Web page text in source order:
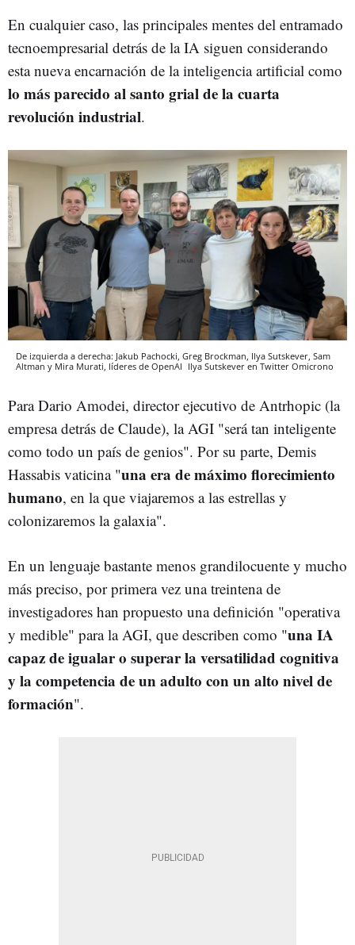
En cualquier caso, las principales mentes del entramado
tecnoempresarial detrás de la IA siguen considerando
esta nueva encarnación de la inteligencia artificial como
lo más parecido al santo grial de la cuarta
revolución industrial.
De izquierda a derecha: Jakub Pachocki, Greg Brockman, Ilya Sutskever, Sam
Altman y Mira Murati, líderes de OpenAI Ilya Sutskever en Twitter Omicrono
Para Dario Amodei, director ejecutivo de Antrhopic (la
empresa detrás de Claude), la AGI "será tan inteligente
como todo un país de genios". Por su parte, Demis
Hassabis vaticina "una era de máximo florecimiento
humano, en la que viajaremos a las estrellas y
colonizaremos la galaxia".
En un lenguaje bastante menos grandilocuente y mucho
más preciso, por primera vez una treintena de
investigadores han propuesto una definición "operativa
y medible" para la AGI, que describen como "una IA
capaz de igualar o superar la versatilidad cognitiva
y la competencia de un adulto con un alto nivel de
formación".